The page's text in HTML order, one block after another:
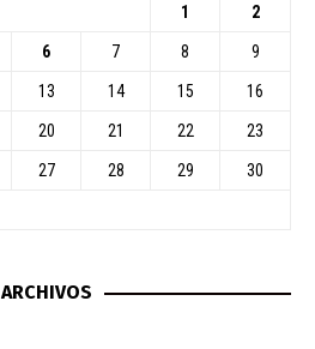
1 2
6 7 8 9
13 14 15 16
20 21 22 23
27 28 29 30
ARCHIVOS